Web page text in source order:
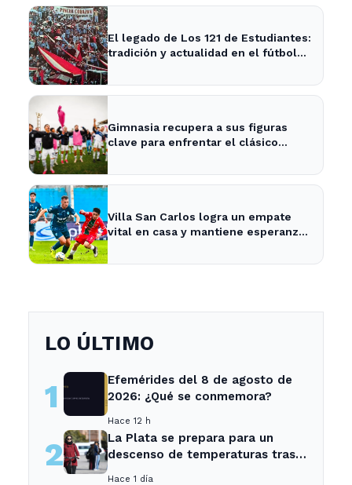
El legado de Los 121 de Estudiantes:
tradición y actualidad en el fútbol
Gimnasia recupera a sus figuras
clave para enfrentar el clásico
Villa San Carlos logra un empate
vital en casa y mantiene esperanzas
LO ÚLTIMO
1
Efemérides del 8 de agosto de
2026: ¿Qué se conmemora?
Hace 12 h
2
La Plata se prepara para un
descenso de temperaturas tras
Hace 1 día